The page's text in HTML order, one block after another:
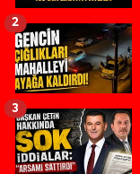
2
3